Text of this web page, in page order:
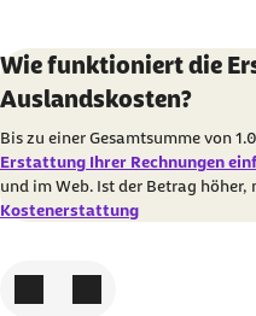
Karussell mit 3 Elementen
Element 1 von 3
Wie funktioniert die
Auslandskosten?
Bis zu einer Gesamtsumme von
Erstattung Ihrer Rechnungen
und im Web. Ist der Betrag höher,
Kostenerstattung